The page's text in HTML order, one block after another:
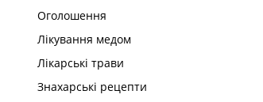
Оголошення
Лікування медом
Лікарські трави
Знахарські рецепти